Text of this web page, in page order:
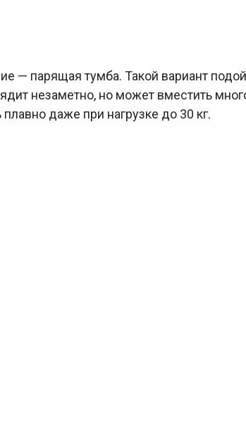
— парящая тумба. Такой вариант
незаметно, но может вместить
даже при нагрузке до 30 кг.